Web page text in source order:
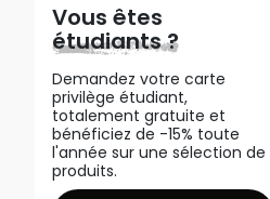
Vous êtes
étudiants ?
Demandez votre carte
privilège étudiant,
totalement gratuite et
bénéficiez de -15% toute
l'année sur une sélection de
produits.